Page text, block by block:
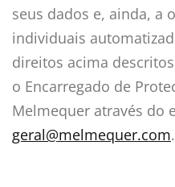
seus dados e, ainda, a
individuais
direitos acima
o Encarregado de
Melmequer através do
geral@melmequer.com.